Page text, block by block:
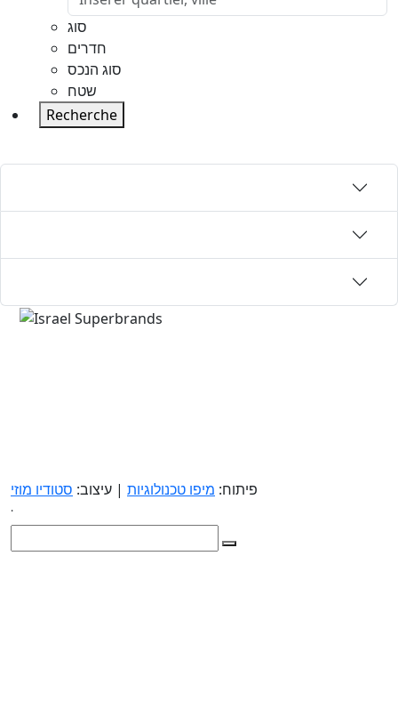
סוג
חדרים
סוג הנכס
שטח
Recherche
פיתוח: מיפו טכנולוגיות | עיצוב: סטודיו מוזי
.